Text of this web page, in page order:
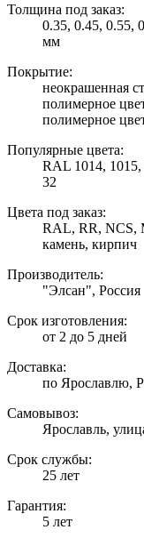
Толщина под заказ:
0.35, 0.45, 0.55,
мм
Покрытие:
неокрашенная
полимерное
полимерное
Популярные цвета:
RAL 1014, 1015,
32
Цвета под заказ:
RAL, RR, NCS,
камень, кирпич
Производитель:
"Элсан", Россия
Срок изготовления:
от 2 до 5 дней
Доставка:
по Ярославлю,
Самовывоз:
Ярославль,
Срок службы:
25 лет
Гарантия:
5 лет